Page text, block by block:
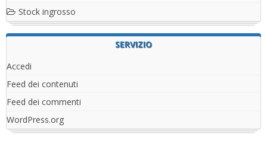
Stock ingrosso
SERVIZIO
Accedi
Feed dei contenuti
Feed dei commenti
WordPress.org